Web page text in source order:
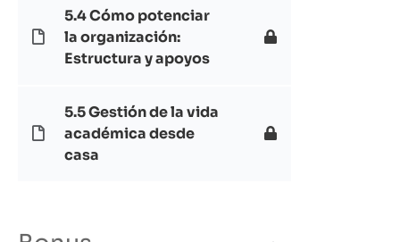
5.4 Cómo potenciar
la organización:
Estructura y apoyos
5.5 Gestión de la vida
académica desde
casa